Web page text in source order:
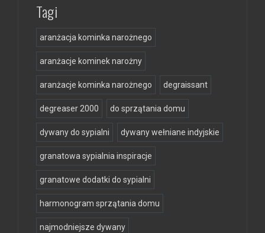
Tagi
aranżacja kominka narożnego
aranżacje kominek narożny
aranżacje kominka narożnego degraissant
degreaser 2000 do sprzątania domu
dywany do sypialni dywany wełniane indyjskie
granatowa sypialnia inspiracje
granatowe dodatki do sypialni
harmonogram sprzątania domu
najmodniejsze dywany